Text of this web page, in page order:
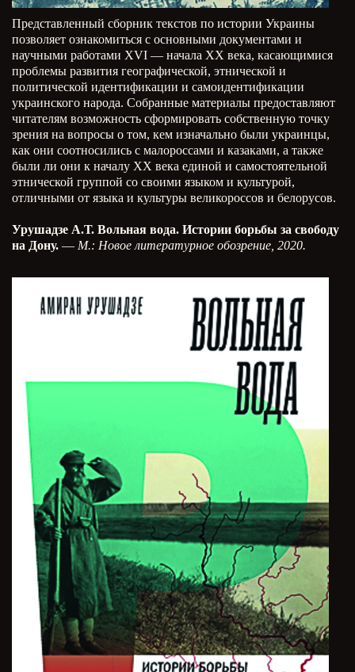
Представленный сборник текстов по истории Украины
позволяет ознакомиться с основными документами и
научными работами XVI — начала ХХ века, касающимися
проблемы развития географической, этнической и
политической идентификации и самоидентификации
украинского народа. Собранные материалы предоставляют
читателям возможность сформировать собственную точку
зрения на вопросы о том, кем изначально были украинцы,
как они соотносились с малороссами и казаками, а также
были ли они к началу XX века единой и самостоятельной
этнической группой со своими языком и культурой,
отличными от языка и культуры великороссов и белорусов.
Урушадзе А.Т. Вольная вода. Истории борьбы за свободу
на Дону. — М.: Новое литературное обозрение, 2020.